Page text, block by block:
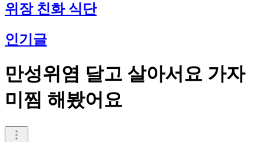
위장 친화 식단
인기글
만성위염 달고 살아서요 가자
미찜 해봤어요